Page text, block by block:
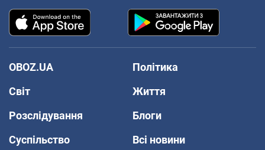
OBOZ.UA
Політика
Світ
Життя
Розслідування
Блоги
Суспільство
Всі новини